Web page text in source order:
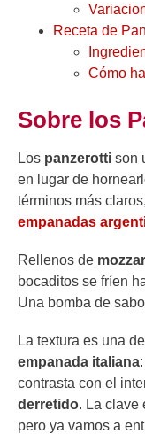
Receta de
Cómo
Sobre los
Los panzerotti son
en lugar de
términos más
empanadas
Rellenos de
bocaditos se fríen
Una bomba de
La textura es una
empanada italiana
contrasta con el
derretido. La clave
pero ya vamos a